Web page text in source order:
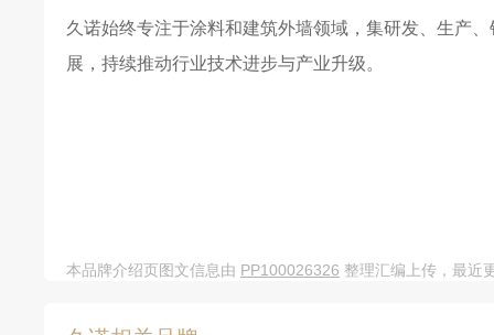
久诺始终专注于涂料和建筑外墙领域，集研发、生产
展，持续推动行业技术进步与产业升级。
本品牌介绍页图文信息由 PP100026326 整理汇编上传，最